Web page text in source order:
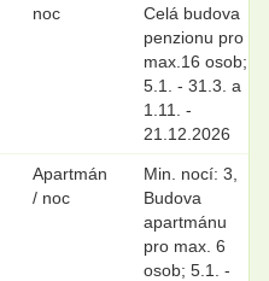
noc
Celá budova
penzionu pro
max.16 osob;
5.1. - 31.3. a
1.11. -
21.12.2026
Apartmán
/ noc
Min. nocí: 3,
Budova
apartmánu
pro max. 6
osob; 5.1. -